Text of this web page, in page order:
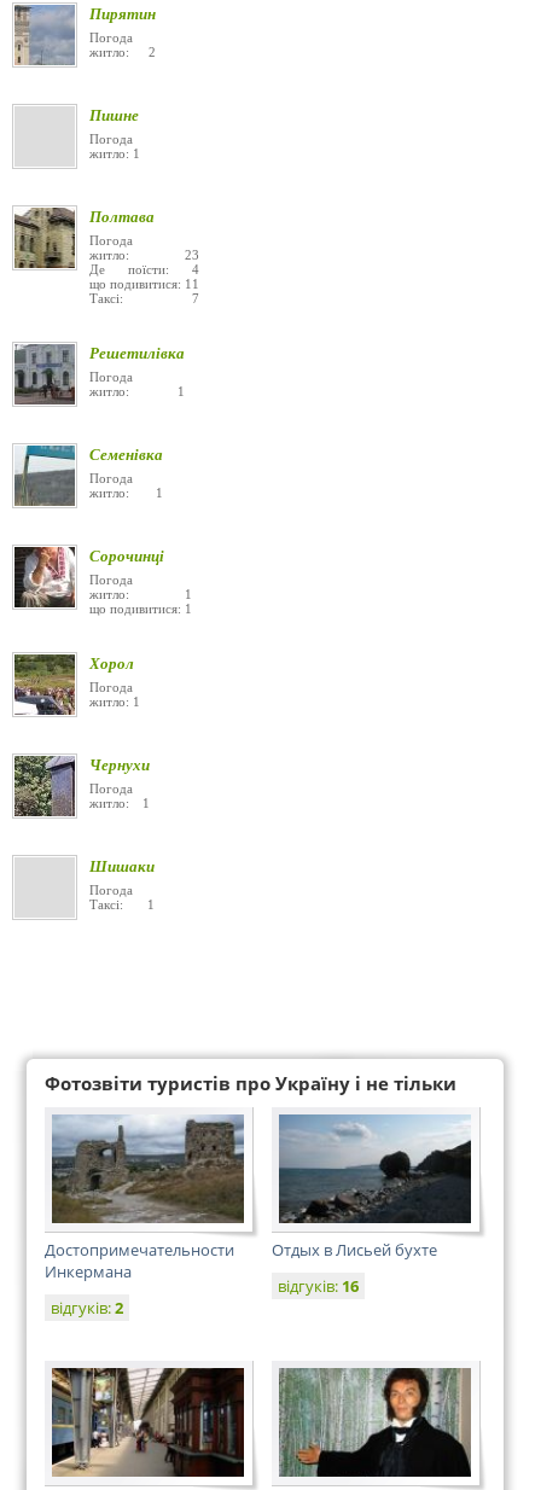
Пирятин
Погода
житло: 2
Пишне
Погода
житло: 1
Полтава
Погода
житло: 23
Де поїсти: 4
що подивитися: 11
Таксі: 7
Решетилівка
Погода
житло: 1
Семенівка
Погода
житло: 1
Сорочинці
Погода
житло: 1
що подивитися: 1
Хорол
Погода
житло: 1
Чернухи
Погода
житло: 1
Шишаки
Погода
Таксі: 1
Фотозвіти туристів про Україну і не тільки
Достопримечательности
Инкермана
відгуків:2
Отдых в Лисьей бухте
відгуків: 16